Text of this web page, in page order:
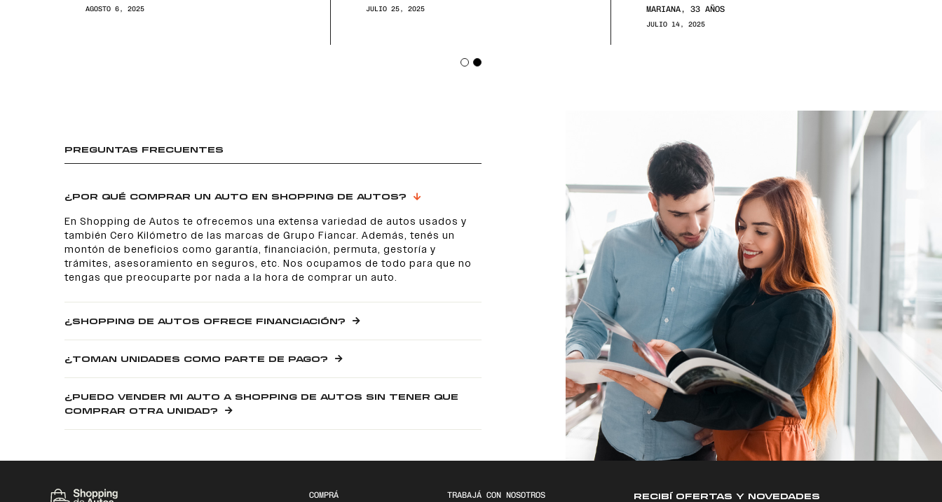
AGOSTO 6, 2025 JULIO 25, 2025 MARIANA, 33 AÑOS
JULIO 14, 2025
PREGUNTAS FRECUENTES
¿POR QUÉ COMPRAR UN AUTO EN SHOPPING DE AUTOS?
En Shopping de Autos te ofrecemos una extensa variedad de autos usados y
también Cero Kilómetro de las marcas de Grupo Fiancar. Además, tenés un
montón de beneficios como garantía, financiación, permuta, gestoría y
trámites, asesoramiento en seguros, etc. Nos ocupamos de todo para que no
tengas que preocuparte por nada a la hora de comprar un auto.
¿SHOPPING DE AUTOS OFRECE FINANCIACIÓN?
¿TOMAN UNIDADES COMO PARTE DE PAGO?
¿PUEDO VENDER MI AUTO A SHOPPING DE AUTOS SIN TENER QUE
COMPRAR OTRA UNIDAD?
COMPRÁ TRABAJÁ CON NOSOTROS RECIBÍ OFERTAS Y NOVEDADES